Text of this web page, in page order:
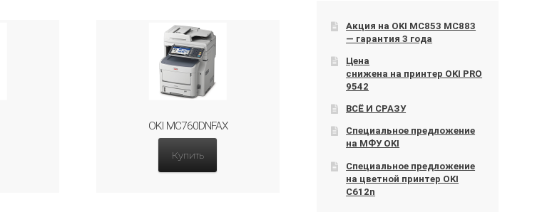
OKI MC760DNFAX
Купить
Акция на OKI МС853 МС883
— гарантия 3 года
Цена
снижена на принтер OKI PRO
9542
ВСЁ И СРАЗУ
Специальное предложение
на МФУ OKI
Специальное предложение
на цветной принтер OKI
C612n